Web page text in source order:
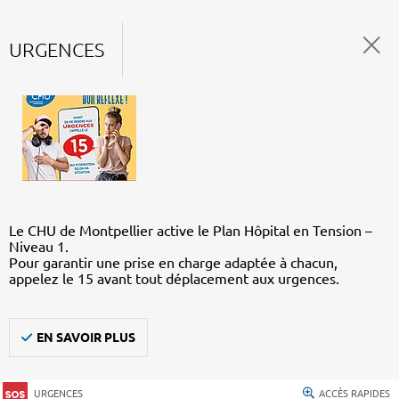
URGENCES
Le CHU de Montpellier active le Plan Hôpital en Tension –
Niveau 1.
Pour garantir une prise en charge adaptée à chacun,
appelez le 15 avant tout déplacement aux urgences.
EN SAVOIR PLUS
URGENCES ACCÈS RAPIDES